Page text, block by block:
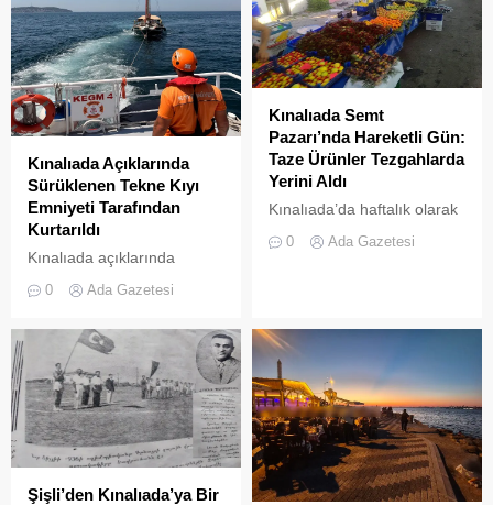
Temmuz 2026 tarihine
kadar esnetilen sürenin
dolmasıyla birlikte, Adalar
genelinde emniyet ve zabıta
ekipleri tarafından akülü
araçların toplatılma
Mühürlendi” başlıklı
haberlerimizin ardından,
ilgili işletme (Armise
Restoran) tarafından
tarafımıza bir açıklama
gönderilmiştir. Ada Gazetesi
olarak şeffaf habercilik
anlayışımız, tarafsızlık
meslek etiğinin gereği olan
“cevap hakkına”
Kınalıada Açıklarında
Sürüklenen Tekne Kıyı
Emniyeti Tarafından
Kurtarıldı
Kınalıada açıklarında
makine arızası nedeniyle
denizde mahsur kalan bir
Müdürlüğü (KEGM)
ekiplerinin zamanında
müdahalesiyle kurtarıldı.
0 Ada Gazetesi
Kınalıada Semt
Pazarı’nda Hareketli Gün:
Taze Ürünler Tezgahlarda
Yerini Aldı
Kınalıada’da haftalık olarak
sakinleri ve ziyaretçilerin
0 Ada Gazetesi
Şişli’den Kınalıada’ya Bir